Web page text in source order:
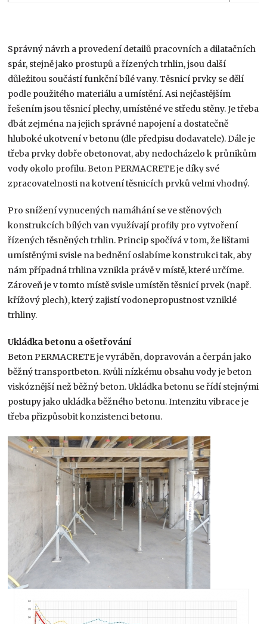
Správný návrh a provedení detailů pracovních a dilatačních
spár, stejně jako prostupů a řízených trhlin, jsou další
důležitou součástí funkční bílé vany. Těsnicí prvky se dělí
podle použitého materiálu a umístění. Asi nejčastějším
řešením jsou těsnicí plechy, umístěné ve středu stěny. Je třeba
dbát zejména na jejich správné napojení a dostatečně
hluboké ukotvení v betonu (dle předpisu dodavatele). Dále je
třeba prvky dobře obetonovat, aby nedocházelo k průnikům
vody okolo profilu. Beton PERMACRETE je díky své
zpracovatelnosti na kotvení těsnicích prvků velmi vhodný.
Pro snížení vynucených namáhání se ve stěnových
konstrukcích bílých van využívají profily pro vytvoření
řízených těsněných trhlin. Princip spočívá v tom, že lištami
umístěnými svisle na bednění oslabíme konstrukci tak, aby
nám případná trhlina vznikla právě v místě, které určíme.
Zároveň je v tomto místě svisle umístěn těsnicí prvek (např.
křížový plech), který zajistí vodonepropustnost vzniklé
trhliny.
Ukládka betonu a ošetřování
Beton PERMACRETE je vyráběn, dopravován a čerpán jako
běžný transportbeton. Kvůli nízkému obsahu vody je beton
viskóznější než běžný beton. Ukládka betonu se řídí stejnými
postupy jako ukládka běžného betonu. Intenzitu vibrace je
třeba přizpůsobit konzistenci betonu.